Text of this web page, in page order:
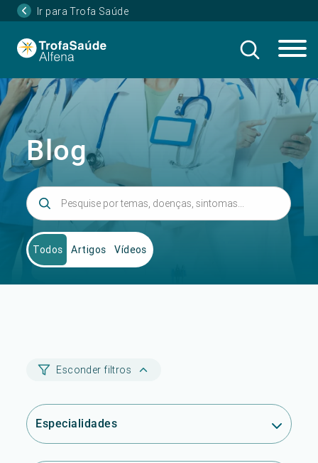
Ir para Trofa Saúde
Blog
Todos Artigos Vídeos
Esconder filtros
Especialidades